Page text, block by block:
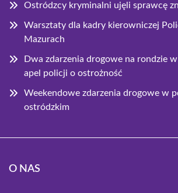
Ostródzcy kryminalni ujęli sprawcę
Warsztaty dla kadry kierowniczej
Mazurach
Dwa zdarzenia drogowe na rondzie
apel policji o ostrożność
Weekendowe zdarzenia drogowe w
ostródzkim
O NAS